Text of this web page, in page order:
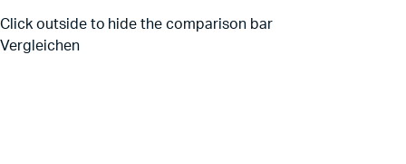
Click outside to hide the comparison bar
Vergleichen